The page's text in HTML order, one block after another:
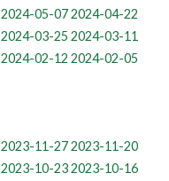
2024-05-072024-04-22
2024-03-25 2024-03-11
2024-02-12 2024-02-05
2023-11-272023-11-20
2023-10-232023-10-16